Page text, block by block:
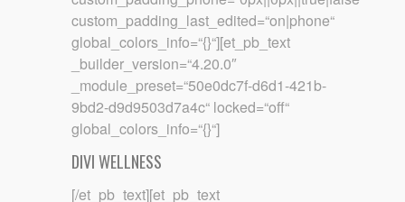
custom_padding_last_edited=“on|phone“
global_colors_info=“{}“][et_pb_text
_builder_version=“4.20.0″
_module_preset=“50e0dc7f-d6d1-421b-
9bd2-d9d9503d7a4c“ locked=“off“
global_colors_info=“{}“]
DIVI WELLNESS
[/et_pb_text][et_pb_text